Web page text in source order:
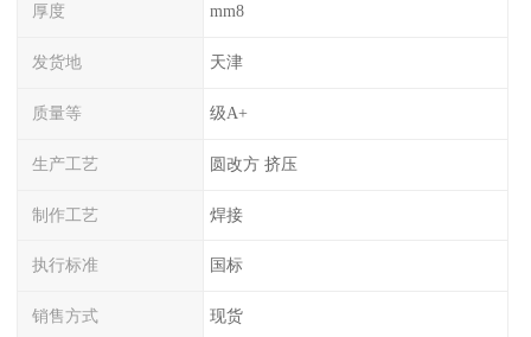
厚度 mm8
发货地 天津
质量等 级A+
生产工艺 圆改方 挤压
制作工艺 焊接
执行标准 国标
销售方式 现货